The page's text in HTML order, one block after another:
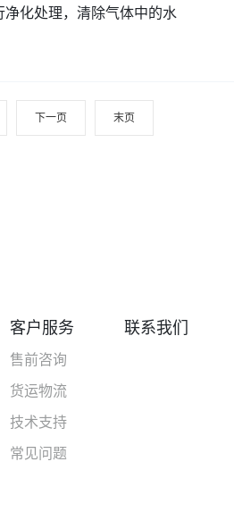
化处理，清除气体中的水
下一页 末页
客户服务
售前咨询
货运物流
技术支持
常见问题
联系我们